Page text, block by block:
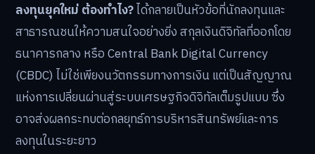
ลงทุนยุคใหม่ ต้องทำไง?ได้กลายเป็นหัวข้อที่นักลงทุนและ
สาธารณชนให้ความสนใจอย่างยิ่ง สกุลเงินดิจิทัลที่ออกโดย
ธนาคารกลาง หรือ Central Bank Digital Currency
(CBDC) ไม่ใช่เพียงนวัตกรรมทางการเงิน แต่เป็นสัญญาณ
แห่งการเปลี่ยนผ่านสู่ระบบเศรษฐกิจดิจิทัลเต็มรูปแบบ ซึ่ง
อาจส่งผลกระทบต่อกลยุทธ์การบริหารสินทรัพย์และการ
ลงทุนในระยะยาว